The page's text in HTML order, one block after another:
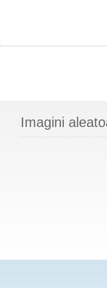
Imagini